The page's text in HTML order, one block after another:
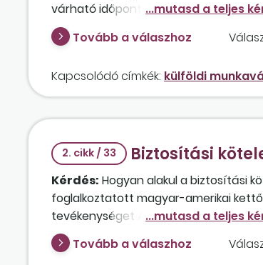
várható időpontja 2025. október 11.?
október 31-ig munkaviszonyban
Tovább a válaszhoz
Kapcsolódó címkék: külföldi
2. cikk / 33 Biztosítási
Kérdés: Hogyan alakul a biztosítási
foglalkoztatott magyar-amerikai
tevékenységet Amerikában
szociálishozzájárulásiadó-fizetési
Amennyiben nem, akkor kifizetőként
Tovább a válaszhoz